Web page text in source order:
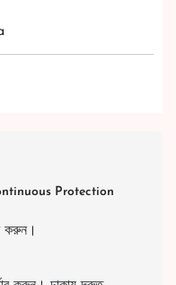
Protection
করুন।